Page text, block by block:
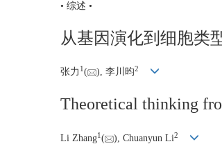
• 综述 •
从基因演化到细胞类
张力 1 ( ), 李川昀2
Theoretical thinking
Li Zhang1 ( ), Chuanyun Li2